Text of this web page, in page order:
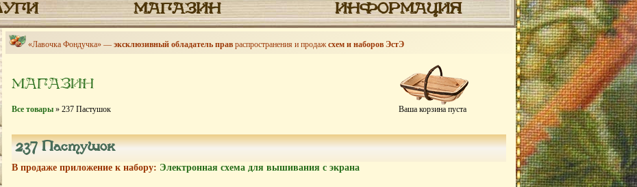
МАГАЗИН ИНФОРМАЦИЯ
«Лавочка Фондучка» — эксклюзивный обладатель прав распространения и продажсхем и наборов ЭстЭ
Ваша корзина пуста
МАГАЗИН
Все товары » 237 Пастушок
237 Пастушок
В продаже приложение к набору: Электронная схема для вышивания с экрана